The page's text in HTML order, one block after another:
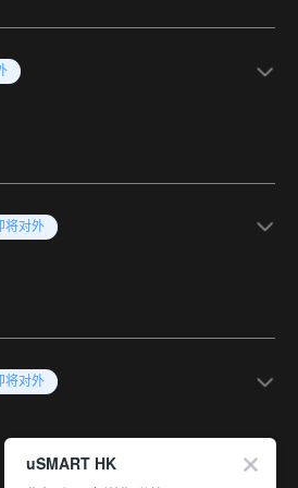
将对外
将对外
uSMART HK